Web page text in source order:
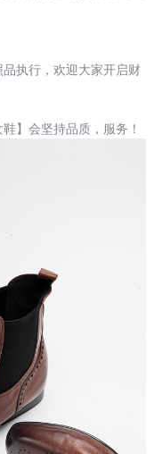
执行，欢迎大家开启财
】会坚持品质，服务！